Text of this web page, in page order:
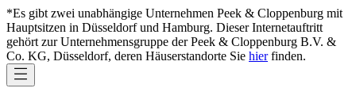
*Es gibt zwei unabhängige Unternehmen Peek & Cloppenburg mit
Hauptsitzen in Düsseldorf und Hamburg. Dieser Internetauftritt
gehört zur Unternehmensgruppe der Peek & Cloppenburg B.V. &
Co. KG, Düsseldorf, deren Häuserstandorte Sie hierfinden.